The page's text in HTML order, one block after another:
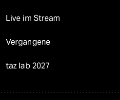
Live im Stream
Vergangene
taz lab 2027